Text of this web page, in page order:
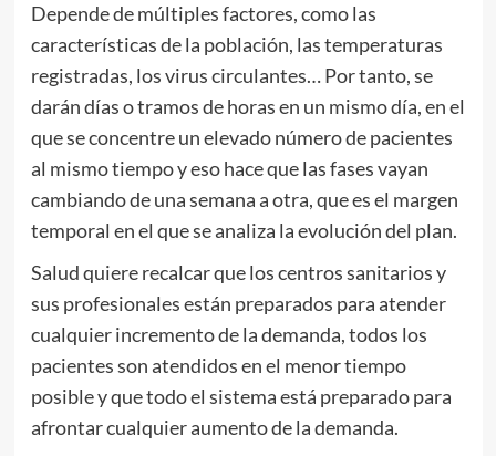
Depende de múltiples factores, como las
características de la población, las temperaturas
registradas, los virus circulantes… Por tanto, se
darán días o tramos de horas en un mismo día, en el
que se concentre un elevado número de pacientes
al mismo tiempo y eso hace que las fases vayan
cambiando de una semana a otra, que es el margen
temporal en el que se analiza la evolución del plan.
Salud quiere recalcar que los centros sanitarios y
sus profesionales están preparados para atender
cualquier incremento de la demanda, todos los
pacientes son atendidos en el menor tiempo
posible y que todo el sistema está preparado para
afrontar cualquier aumento de la demanda.